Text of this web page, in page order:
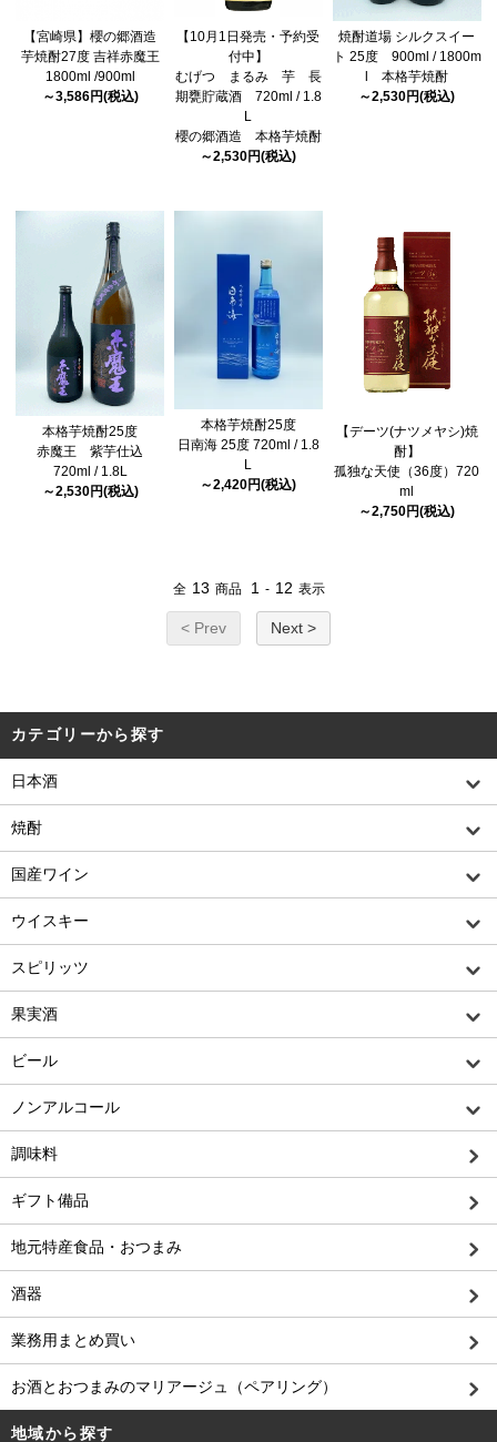
【宮崎県】櫻の郷酒造
芋焼酎27度 吉祥赤魔王
1800ml /900ml
～3,586円(税込)
【10月1日発売・予約受
付中】
むげつ まるみ 芋 長
期甕貯蔵酒 720ml / 1.8
L
櫻の郷酒造 本格芋焼酎
～2,530円(税込)
焼酎道場 シルクスイー
ト 25度 900ml / 1800m
l 本格芋焼酎
～2,530円(税込)
本格芋焼酎25度
赤魔王 紫芋仕込
720ml / 1.8L
～2,530円(税込)
本格芋焼酎25度
日南海 25度 720ml / 1.8
L
～2,420円(税込)
【デーツ(ナツメヤシ)焼
酎】
孤独な天使（36度）720
ml
～2,750円(税込)
全 13 商品 1 - 12 表示
< Prev Next >
カテゴリーから探す
日本酒
焼酎
国産ワイン
ウイスキー
スピリッツ
果実酒
ビール
ノンアルコール
調味料
ギフト備品
地元特産食品・おつまみ
酒器
業務用まとめ買い
お酒とおつまみのマリアージュ（ペアリング）
地域から探す